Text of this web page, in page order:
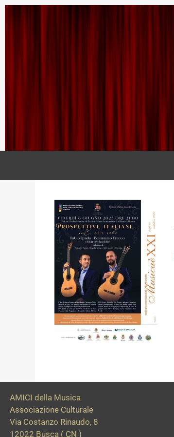
AMICI della Musica
Associazione Culturale
Via Costanzo Rinaudo, 8
12022 Busca ( CN )